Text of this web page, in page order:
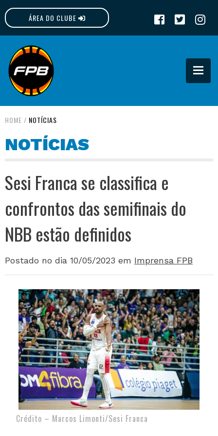
ÁREA DO CLUBE
FPB
HOME / NOTÍCIAS
NOTÍCIAS
Sesi Franca se classifica e
confrontos das semifinais do
NBB estão definidos
Postado no dia 10/05/2023 em Imprensa FPB
Crédito – Marcos Limonti/Sesi Franca